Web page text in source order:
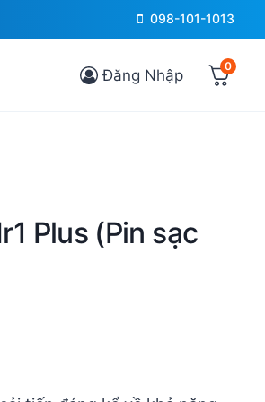
098-101-1013
Đăng Nhập 0
Plus (Pin sạc